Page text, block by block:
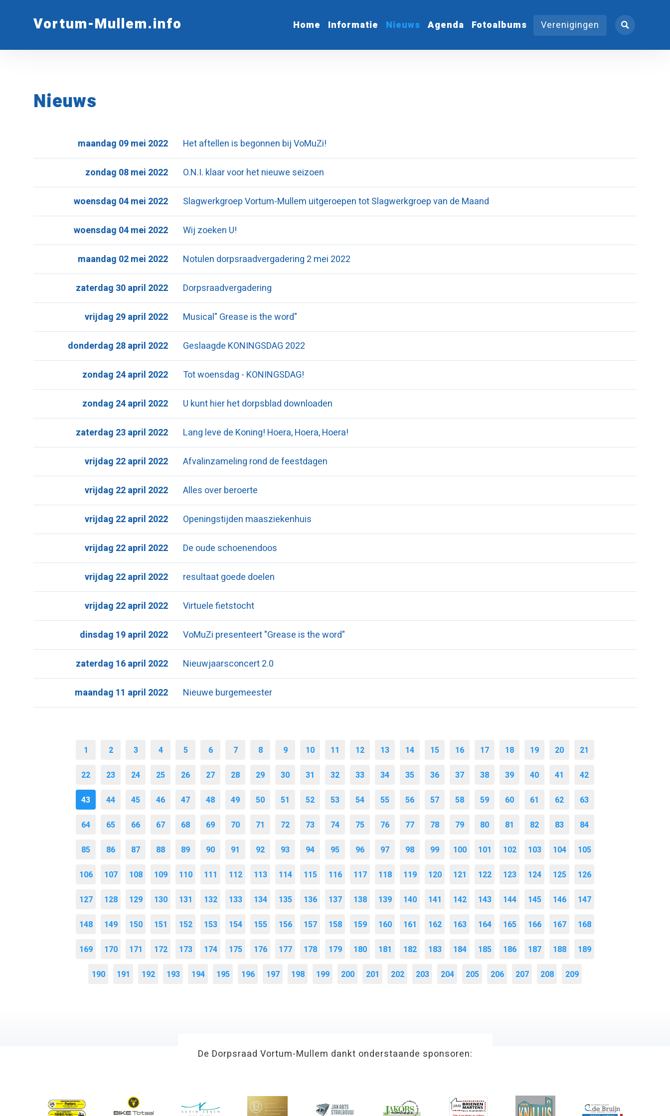
Vortum-Mullem.info Home Informatie Nieuws Agenda Fotoalbums Verenigingen
Nieuws
Het aftellen is begonnen bij VoMuZi!
maandag 09 mei 2022
O.N.I. klaar voor het nieuwe seizoen
zondag 08 mei 2022
Slagwerkgroep Vortum-Mullem uitgeroepen tot Slagwerkgroep van de Maand
woensdag 04 mei 2022
Wij zoeken U!
woensdag 04 mei 2022
Notulen dorpsraadvergadering 2 mei 2022
maandag 02 mei 2022
Dorpsraadvergadering
zaterdag 30 april 2022
Musical" Grease is the word"
vrijdag 29 april 2022
Geslaagde KONINGSDAG 2022
donderdag 28 april 2022
Tot woensdag - KONINGSDAG!
zondag 24 april 2022
U kunt hier het dorpsblad downloaden
zondag 24 april 2022
Lang leve de Koning! Hoera, Hoera, Hoera!
zaterdag 23 april 2022
Afvalinzameling rond de feestdagen
vrijdag 22 april 2022
Alles over beroerte
vrijdag 22 april 2022
Openingstijden maasziekenhuis
vrijdag 22 april 2022
De oude schoenendoos
vrijdag 22 april 2022
resultaat goede doelen
vrijdag 22 april 2022
Virtuele fietstocht
vrijdag 22 april 2022
VoMuZi presenteert "Grease is the word"
dinsdag 19 april 2022
Nieuwjaarsconcert 2.0
zaterdag 16 april 2022
Nieuwe burgemeester
maandag 11 april 2022
1 2 3 4 5 6 7 8 9 10 11 12 13 14 15 16 17 18 19 20 21
22 23 24 25 26 27 28 29 30 31 32 33 34 35 36 37 38 39 40 41 42
43 44 45 46 47 48 49 50 51 52 53 54 55 56 57 58 59 60 61 62 63
64 65 66 67 68 69 70 71 72 73 74 75 76 77 78 79 80 81 82 83 84
85 86 87 88 89 90 91 92 93 94 95 96 97 98 99 100 101 102 103 104 105
106 107 108 109 110 111 112 113 114 115 116 117 118 119 120 121 122 123 124 125 126
127 128 129 130 131 132 133 134 135 136 137 138 139 140 141 142 143 144 145 146 147
148 149 150 151 152 153 154 155 156 157 158 159 160 161 162 163 164 165 166 167 168
169 170 171 172 173 174 175 176 177 178 179 180 181 182 183 184 185 186 187 188 189
190 191 192 193 194 195 196 197 198 199 200 201 202 203 204 205 206 207 208 209
De Dorpsraad Vortum-Mullem dankt onderstaande sponsoren: